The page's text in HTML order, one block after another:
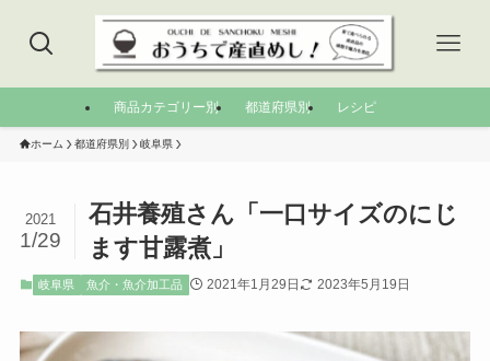
商品カテゴリー別 都道府県別 レシピ
ホーム 都道府県別 岐阜県
石井養殖さん「一口サイズのにじ
ます甘露煮」
2021
1/29
岐阜県 魚介・魚介加工品 2021年1月29日 2023年5月19日